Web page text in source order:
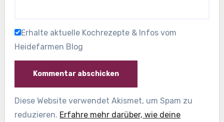
Erhalte aktuelle Kochrezepte & Infos vom
Heidefarmen Blog
Diese Website verwendet Akismet, um Spam zu
reduzieren. Erfahre mehr darüber, wie deine